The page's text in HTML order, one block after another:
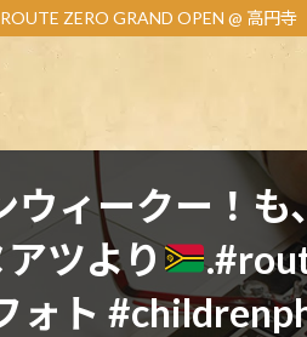
ROUTE ZERO GRAND OPEN @ 高円寺
ウィークー！
ツより
ト